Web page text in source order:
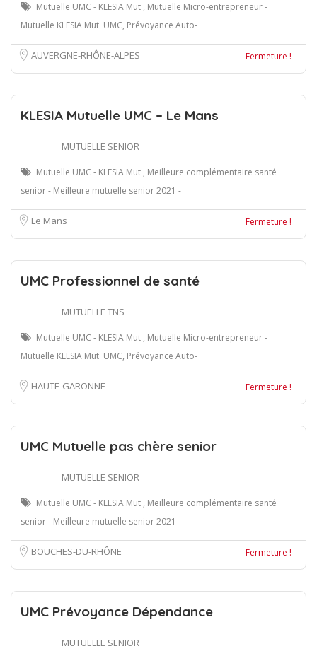
Mutuelle UMC - KLESIA Mut', Mutuelle Micro-entrepreneur -
Mutuelle KLESIA Mut' UMC, Prévoyance Auto-
AUVERGNE-RHÔNE-ALPES Fermeture !
KLESIA Mutuelle UMC – Le Mans
MUTUELLE SENIOR
Mutuelle UMC - KLESIA Mut', Meilleure complémentaire santé
senior - Meilleure mutuelle senior 2021 -
Le Mans Fermeture !
UMC Professionnel de santé
MUTUELLE TNS
Mutuelle UMC - KLESIA Mut', Mutuelle Micro-entrepreneur -
Mutuelle KLESIA Mut' UMC, Prévoyance Auto-
HAUTE-GARONNE Fermeture !
UMC Mutuelle pas chère senior
MUTUELLE SENIOR
Mutuelle UMC - KLESIA Mut', Meilleure complémentaire santé
senior - Meilleure mutuelle senior 2021 -
BOUCHES-DU-RHÔNE Fermeture !
UMC Prévoyance Dépendance
MUTUELLE SENIOR